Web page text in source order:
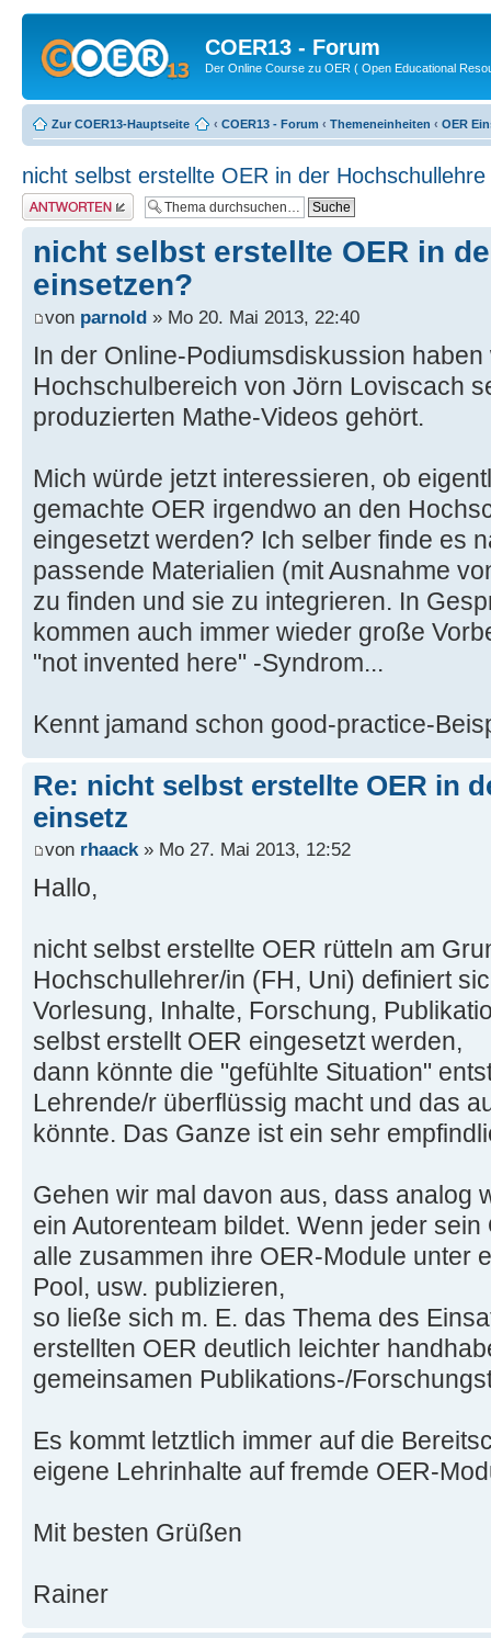
COER13 - Forum
Der Online Course zu OER ( Open Educational
Zur COER13-Hauptseite ‹ COER13 - Forum ‹ Themeneinheiten ‹ OER
nicht selbst erstellte OER in der
Antwort erstellen
nicht selbst erstellte OER in
einsetzen?
von parnold » Mo 20. Mai 2013, 22:40
In der Online-Podiumsdiskussion haben
Hochschulbereich von Jörn Loviscach
produzierten Mathe-Videos gehört.
Mich würde jetzt interessieren, ob
gemachte OER irgendwo an den
eingesetzt werden? Ich selber finde es
passende Materialien (mit Ausnahme
zu finden und sie zu integrieren. In
kommen auch immer wieder große
"not invented here" -Syndrom...
Kennt jamand schon good-practice-
Re: nicht selbst erstellte OER in
einsetz
von rhaack» Mo 27. Mai 2013, 12:52
Hallo,
nicht selbst erstellte OER rütteln am
Hochschullehrer/in (FH, Uni) definiert
Vorlesung, Inhalte, Forschung,
selbst erstellt OER eingesetzt werden,
dann könnte die "gefühlte Situation"
Lehrende/r überflüssig macht und das
könnte. Das Ganze ist ein sehr
Gehen wir mal davon aus, dass analog
ein Autorenteam bildet. Wenn jeder
alle zusammen ihre OER-Module unter
Pool, usw. publizieren,
so ließe sich m. E. das Thema des
erstellten OER deutlich leichter
gemeinsamen Publikations-/
Es kommt letztlich immer auf die
eigene Lehrinhalte auf fremde OER-
Mit besten Grüßen
Rainer